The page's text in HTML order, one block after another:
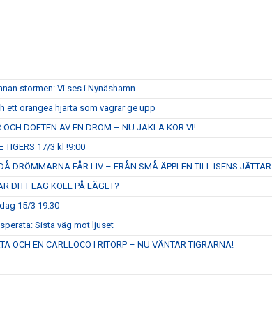
stormen: Vi ses i Nynäshamn
ett orangea hjärta som vägrar ge upp
OCH DOFTEN AV EN DRÖM – NU JÄKLA KÖR VI!
TIGERS 17/3 kl !9:00
DRÖMMARNA FÅR LIV – FRÅN SMÅ ÄPPLEN TILL ISENS JÄTTAR
DITT LAG KOLL PÅ LÄGET?
15/3 19.30
Sista väg mot ljuset
OCH EN CARLLOCO I RITORP – NU VÄNTAR TIGRARNA!